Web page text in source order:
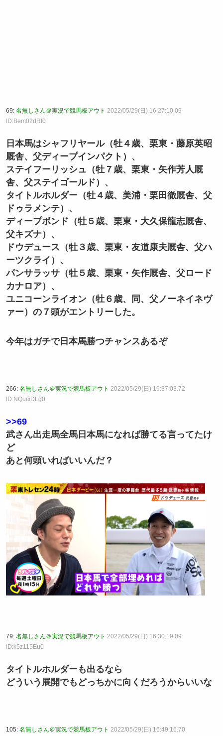
69: 名無しさん＠実況で競馬板アウト 2022/05/29(日) 16:27:10.09
ID:Bem02dRI0
日本馬はシャフリヤール（牡４歳、栗東・藤原英昭
厩舎、父ディープインパクト）、
ステイフーリッシュ（牡７歳、栗東・矢作芳人厩
舎、父ステイゴールド）、
タイトルホルダー（牡４歳、美浦・栗田徹厩舎、父
ドゥラメンテ）、
ディープボンド（牡５歳、栗東・大久保龍志厩舎、
父キズナ）、
ドウデュース（牡３歳、栗東・友道康夫厩舎、父ハ
ーツクライ）、
パンサラッサ（牡５歳、栗東・矢作厩舎、父ロード
カナロア）、
ユニコーンライオン（牡６歳、同、父ノーネイネヴ
ァー）の７頭がエントリーした。
今年はガチで日本馬勝つチャンスあるぞ
266: 名無しさん＠実況で競馬板アウト 2022/05/29(日) 19:37:03.72
ID:NQuciDLg0
>>69
武さん出走馬全馬日本馬になれば勝てる言ってたけ
ど
あと何頭いればいいんだ？
79: 名無しさん＠実況で競馬板アウト 2022/05/29(日) 16:30:19.09
ID:k5z115Eu0
タイトルホルダーも出るなら
どういう展開でもどっちかに向くだろうからいいな
105: 名無しさん＠実況で競馬板アウト 2022/05/29(日) 16:49:16.70